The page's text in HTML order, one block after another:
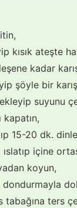
kısık ateşte
kadar
şöyle bir
suyunu
kapatın,
15-20 dk.
ıslatıp içine
koyun,
dondurmayla
tabağına ters